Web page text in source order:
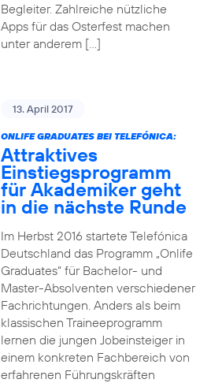
Begleiter. Zahlreiche nützliche
Apps für das Osterfest machen
unter anderem […]
13. April 2017
ONLIFE GRADUATES BEI TELEFÓNICA:
Attraktives
Einstiegsprogramm
für Akademiker geht
in die nächste Runde
Im Herbst 2016 startete Telefónica
Deutschland das Programm „Onlife
Graduates“ für Bachelor- und
Master-Absolventen verschiedener
Fachrichtungen. Anders als beim
klassischen Traineeprogramm
lernen die jungen Jobeinsteiger in
einem konkreten Fachbereich von
erfahrenen Führungskräften